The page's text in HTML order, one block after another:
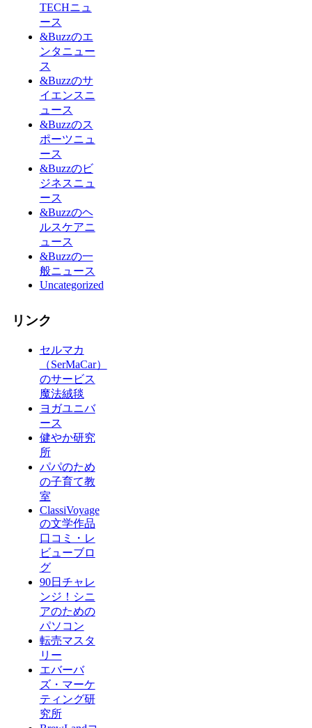
TECHニュ
ース
&Buzzのエ
ンタニュー
ス
&Buzzのサ
イエンスニ
ュース
&Buzzのス
ポーツニュ
ース
&Buzzのビ
ジネスニュ
ース
&Buzzのヘ
ルスケアニ
ュース
&Buzzの一
般ニュース
Uncategorized
リンク
セルマカ
（SerMaCar）
のサービス
魔法絨毯
ヨガユニバ
ース
健やか研究
所
パパのため
の子育て教
室
ClassiVoyage
の文学作品
口コミ・レ
ビューブロ
グ
90日チャレ
ンジ！シニ
アのための
パソコン
転売マスタ
リー
エバーバ
ズ・マーケ
ティング研
究所